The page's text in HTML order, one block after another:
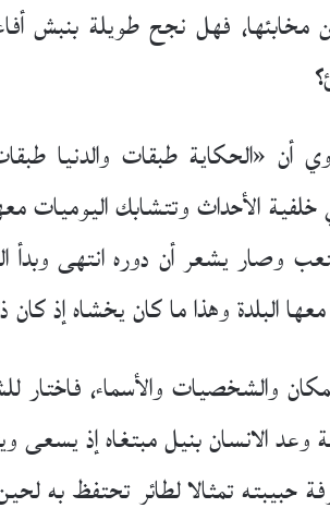
مخابئها، فهل نجح طويلة بنبش
أن «الحكاية طبقات والدنيا
خلفية الأحداث وتتشابك
وصار يشعر أن دوره انتهى
البلدة وهذا ما كان يخشاه إذ
والشخصيات والأسماء، فاختار
وعد الانسان بنيل مبتغاه إذ
حبيبته تمثالا لطائر تحتفظ به